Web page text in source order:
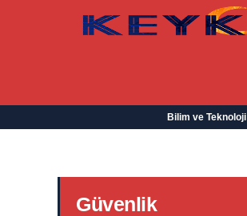
Bilim ve Teknoloji
Güvenlik